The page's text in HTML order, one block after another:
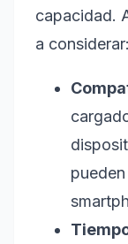
capacidad.
a considerar: